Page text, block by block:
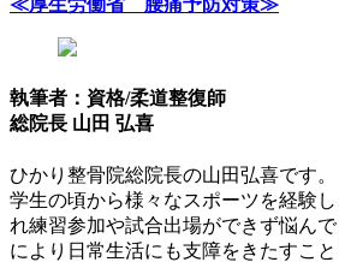
≪厚生労働省 腰痛予防対策≫
執筆者：資格/柔道整復師
総院長 山田 弘喜
ひかり整骨院総院長の山田弘喜です。
学生の頃から様々なスポーツを経験
れ練習参加や試合出場ができず悩ん
により日常生活にも支障をきたすこと